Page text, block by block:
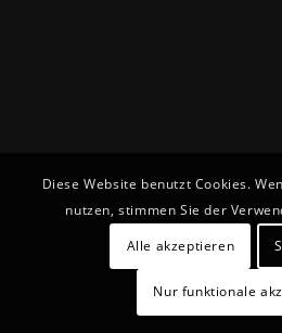
Diese Website benutzt Cookies.
nutzen, stimmen Sie der
Alle akzeptieren
Nur funktionale